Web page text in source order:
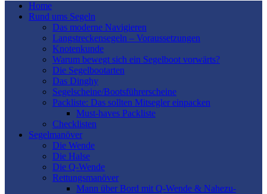
Home
Rund ums Segeln
Das moderne Navigieren
Langstreckensegeln – Voraussetzungen
Knotenkunde
Warum bewegt sich ein Segelboot vorwärts?
Die Segelbootarten
Das Dinghy
Segelscheine/Bootsführerscheine
Packliste: Das sollten Mitsegler einpacken
Must-haves Packliste
Checklisten
Segelmanöver
Die Wende
Die Halse
Die Q-Wende
Rettungsmanöver
Mann über Bord mit Q-Wende & Nahezu-